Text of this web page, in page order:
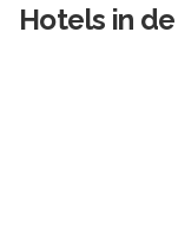
Hotels in